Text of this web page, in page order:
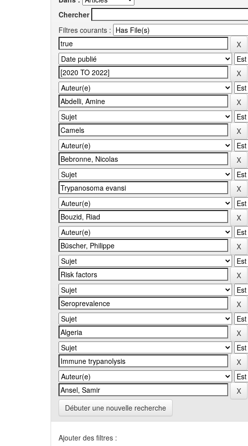
Chercher
Filtres courants :
Débuter une nouvelle recherche
Ajouter des filtres :